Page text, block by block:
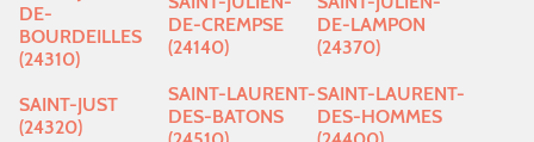
DE-
BOURDEILLES
(24310)
DE-CREMPSE
(24140)
DE-LAMPON
(24370)
SAINT-JUST
(24320)
SAINT-LAURENT-
DES-BATONS
SAINT-LAURENT-
DES-HOMMES